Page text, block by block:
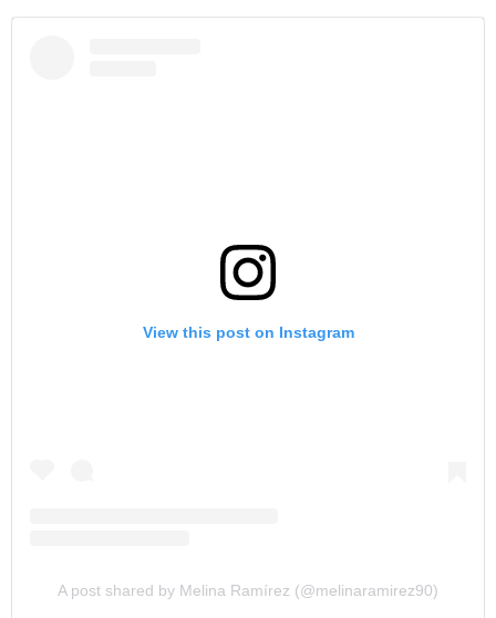
View this post on Instagram
A post shared by Melina Ramírez (@melinaramirez90)